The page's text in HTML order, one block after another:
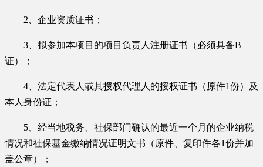
2、企业资质证书 ；
3、 拟参加本项目的项目负责人注册证书（必须具备B
证）
；
4 、法定代表人或其授权代理人的授权证书（原件1份）及
本人身份证；
5 、经当地税务、社保部门确认的最近一个月的企业纳税
情况和社保基金缴纳情况证明文书（原件、复印件各1份并加
盖公章）
；